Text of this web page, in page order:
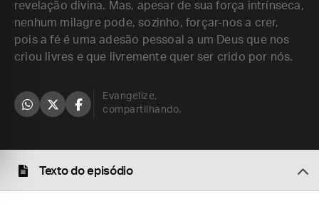
revelação divina. Mas, apesar de sua força intrínseca,
nenhum milagre pode, sozinho, forçar-nos a crer,
pois a fé é uma adesão pessoal a um Deus que nos
criou livres e que livremente quer ser crido por nós.
Evangelize,
compartilhando.
Texto do episódio